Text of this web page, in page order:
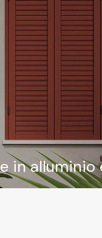
in alluminio